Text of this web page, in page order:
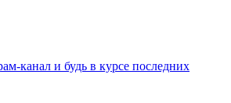
канал и будь в курсе последних